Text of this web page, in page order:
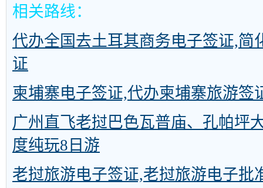
相关路线：
代办全国去土耳其商务电子签证,简
证
柬埔寨电子签证,代办柬埔寨旅游签
广州直飞老挝巴色瓦普庙、孔帕坪
度纯玩8日游
老挝旅游电子签证,老挝旅游电子批